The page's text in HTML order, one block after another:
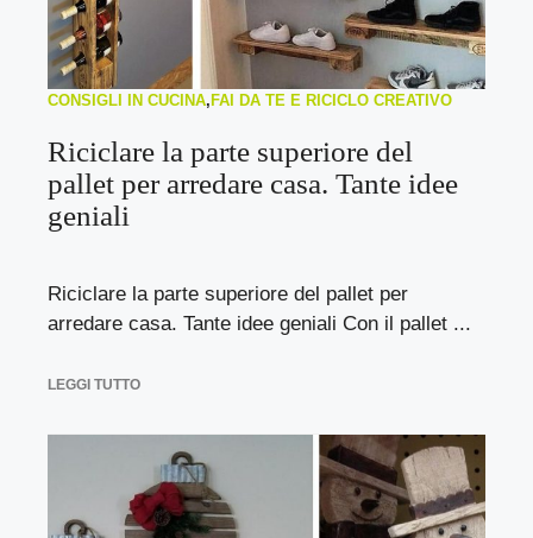
CONSIGLI IN CUCINA,FAI DA TE E RICICLO CREATIVO
Riciclare la parte superiore del
pallet per arredare casa. Tante idee
geniali
Riciclare la parte superiore del pallet per
arredare casa. Tante idee geniali Con il pallet ...
LEGGI TUTTO